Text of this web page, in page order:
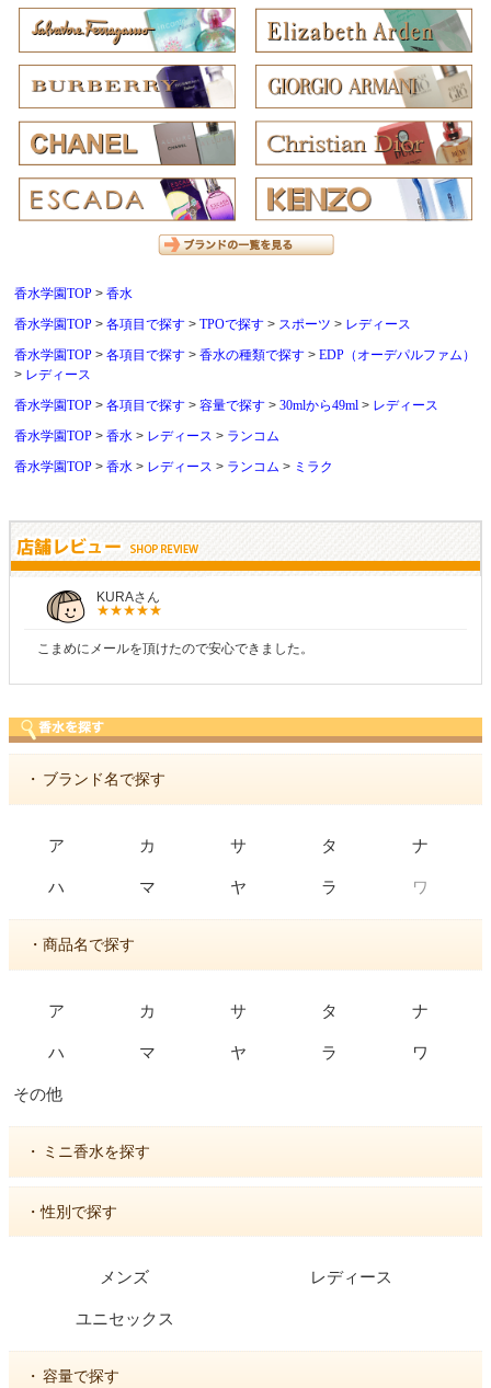
香水学園TOP
香水
香水学園TOP
各項目で探す TPOで探す スポーツ
レディース
香水学園TOP
各項目で探す 香水の種類で探す
EDP（オーデパルファム）
レディース
香水学園TOP
各項目で探す 容量で探す 30mlから49ml
レディース
香水学園TOP
香水 レディース
ランコム
香水学園TOP
香水 レディース ランコム ミラク
しらすさん
商品が早く届いたのでよかったです。また利用させてもらいます！
・ ブランド名で探す
ア カ サ タ ナ
ハ マ ヤ ラ ワ
・商品名で探す
ア カ サ タ ナ
ハ マ ヤ ラ ワ
その他
・ ミニ香水を探す
・性別で探す
メンズ レディース
ユニセックス
・ 容量で探す